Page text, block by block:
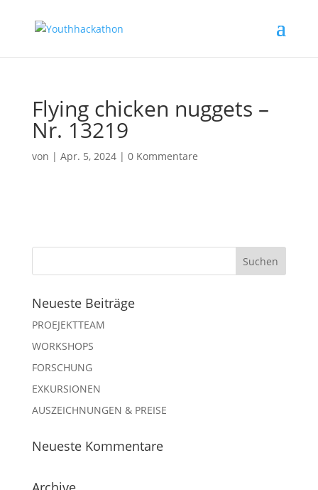
Flying chicken nuggets –
Nr. 13219
von | Apr. 5, 2024| 0 Kommentare
Neueste Beiträge
PROEJEKTTEAM
WORKSHOPS
FORSCHUNG
EXKURSIONEN
AUSZEICHNUNGEN & PREISE
Neueste Kommentare